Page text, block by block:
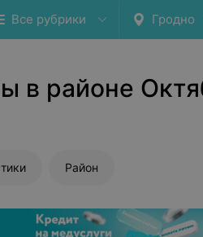
Все рубрики Гродно
в районе
Район